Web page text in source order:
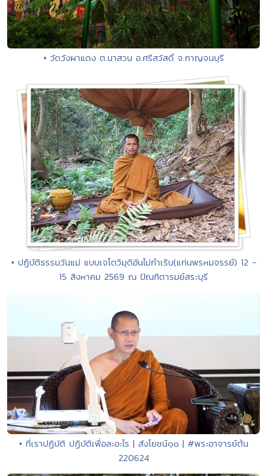
• วัดวังผาแดง ต.นาสวน อ.ศรีสวัสดิ์ จ.กาญจนบุรี
• ปฏิบัติธรรมวันแม่ แบบเจโตวิมุติอันไม่กำเริบ(แก่นพรหมจรรย์) 12 -
15 สิงหาคม 2569 ณ ปัณฑิตารมย์สระบุรี
• ที่เราปฏิบัติ ปฏิบัติเพื่อละอะไร | สังโยชน์๑๐ | #พระอาจารย์ต้น
220624